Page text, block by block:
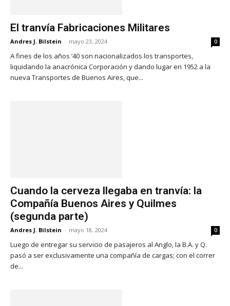
El tranvía Fabricaciones Militares
Andres J. Bilstein - mayo 23, 2024 0
A fines de los años ’40 son nacionalizados los transportes,
liquidando la anacrónica Corporación y dando lugar en 1952 a la
nueva Transportes de Buenos Aires, que...
Cuando la cerveza llegaba en tranvía: la
Compañía Buenos Aires y Quilmes
(segunda parte)
Andres J. Bilstein - mayo 18, 2024 0
Luego de entregar su servicio de pasajeros al Anglo, la B.A. y Q.
pasó a ser exclusivamente una compañía de cargas; con el correr
de...